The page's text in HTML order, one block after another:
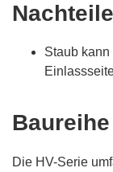
Nachteile
Staub
Baureihe
Die HV-Serie